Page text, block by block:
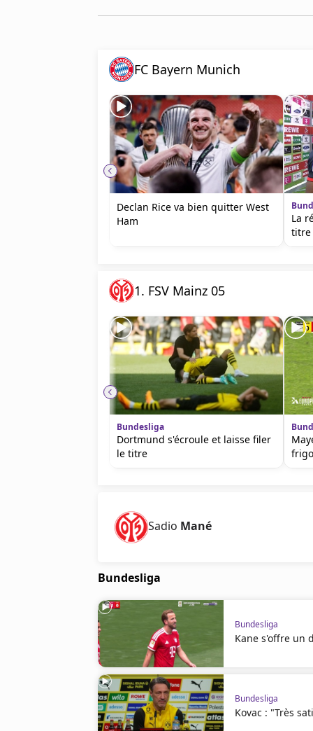
FC Bayern Munich
Declan Rice va bien quitter West
Ham
La
titre
1. FSV Mainz 05
Bundesliga
Dortmund s'écroule et laisse filer
le titre
Sadio Mané
Bundesliga
Bundesliga
Kane s'offre un
Bundesliga
Kovac : "Très